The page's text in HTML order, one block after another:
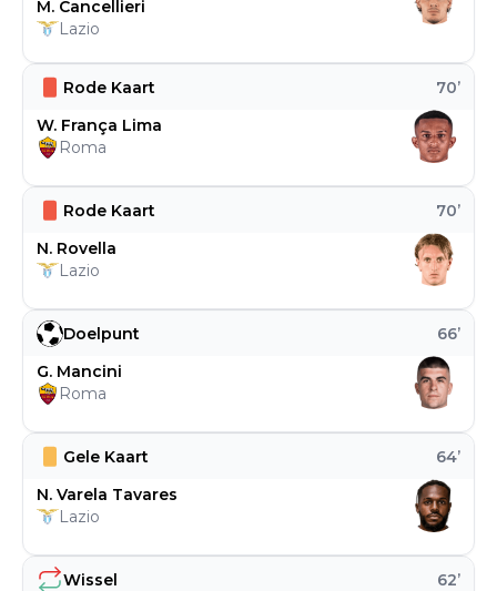
Wissel 62’
Gele Kaart 64’
N. Varela Tavares
Lazio
Doelpunt 66’
G. Mancini
Roma
Rode Kaart 70’
N. Rovella
Lazio
Rode Kaart 70’
W. França Lima
Roma
M. Cancellieri
Lazio